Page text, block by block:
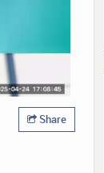
Share